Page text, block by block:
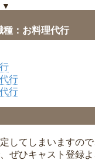
▼
▼
▼
▼
種：お料理代行
行
行
してしまいますの
ぜひキャスト登録よ